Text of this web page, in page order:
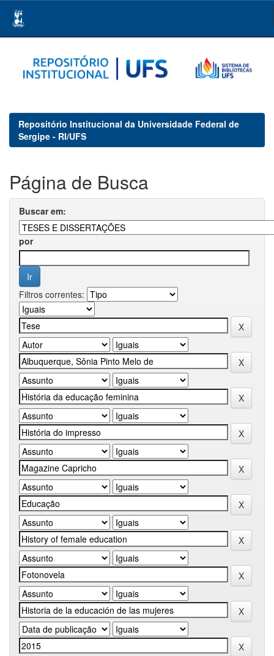
navigation
Repositório Institucional da Universidade Federal de
Sergipe - RI/UFS
Página de Busca
Buscar em:
por
Filtros correntes: